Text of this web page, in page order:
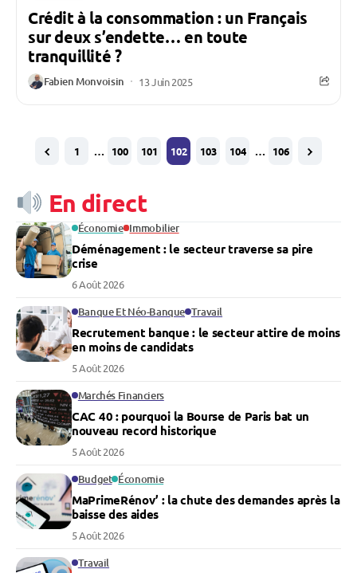
Crédit à la consommation : un Français
sur deux s’endette… en toute
tranquillité ?
Fabien Monvoisin 13 Juin 2025
1 … 100 101 102 103 104 … 106
En direct
Économie Immobilier
Déménagement : le secteur traverse sa pire
crise
6 Août 2026
Banque Et Néo-Banque Travail
Recrutement banque : le secteur attire de moins
en moins de candidats
5 Août 2026
Marchés Financiers
CAC 40 : pourquoi la Bourse de Paris bat un
nouveau record historique
5 Août 2026
Budget Économie
MaPrimeRénov’ : la chute des demandes après la
baisse des aides
5 Août 2026
Travail